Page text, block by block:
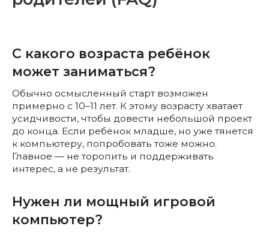
С какого возраста ребёнок
может заниматься?
Обычно осмысленный старт возможен
примерно с 10–11 лет. К этому возрасту хватает
усидчивости, чтобы довести небольшой проект
до конца. Если ребёнок младше, но уже тянется
к компьютеру, попробовать тоже можно.
Главное — не торопить и поддерживать
интерес, а не результат.
Нужен ли мощный игровой
компьютер?